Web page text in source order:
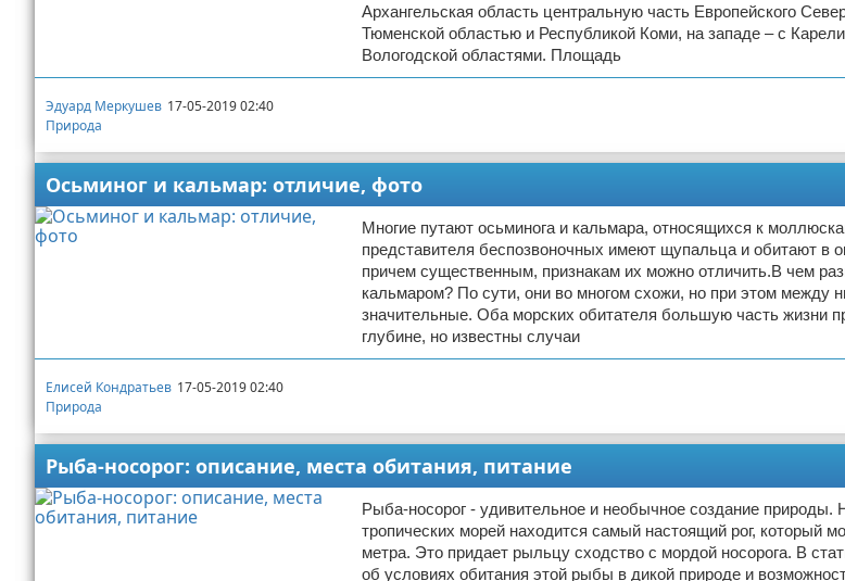
Архангельская область центральную часть Европейского
Тюменской областью и Республикой Коми, на западе – с
Вологодской областями. Площадь
Эдуард Меркушев 17-05-2019 02:40
Природа
Осьминог и кальмар: отличие, фото
Многие путают осьминога и кальмара, относящихся к
представителя беспозвоночных имеют щупальца и обитают в
причем существенным, признакам их можно отличить.В чем
кальмаром? По сути, они во многом схожи, но при этом между
значительные. Оба морских обитателя большую часть жизни
глубине, но известны случаи
Елисей Кондратьев 17-05-2019 02:40
Природа
Рыба-носорог: описание, места обитания, питание
Рыба-носорог - удивительное и необычное создание природы.
тропических морей находится самый настоящий рог, который
метра. Это придает рыльцу сходство с мордой носорога. В
об условиях обитания этой рыбы в дикой природе и